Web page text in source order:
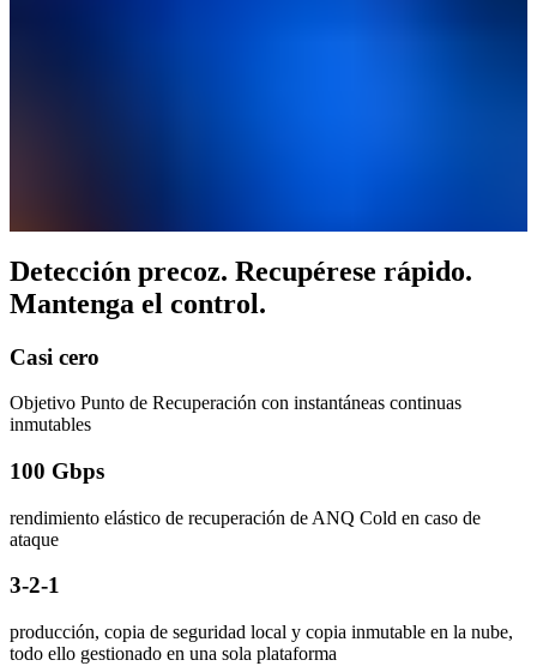
Detección precoz. Recupérese rápido.
Mantenga el control.
Casi cero
Objetivo Punto de Recuperación con instantáneas continuas
inmutables
100 Gbps
rendimiento elástico de recuperación de ANQ Cold en caso de
ataque
3-2-1
producción, copia de seguridad local y copia inmutable en la nube,
todo ello gestionado en una sola plataforma